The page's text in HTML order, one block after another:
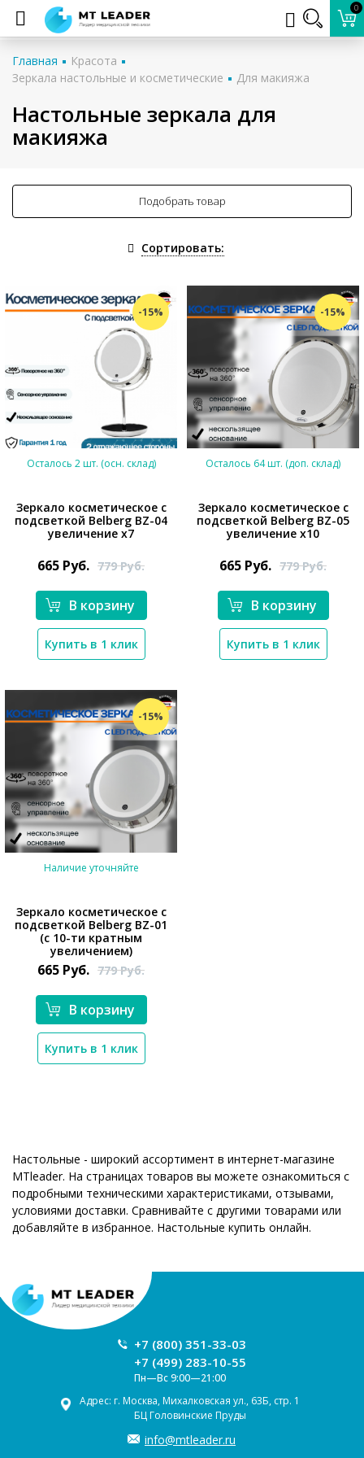
0
Главная
Красота
Зеркала настольные и косметические
Для макияжа
Настольные зеркала для
макияжа
Подобрать товар
Сортировать:
-15%
*}
Осталось 2 шт. (осн. склад)
Зеркало косметическое с
подсветкой Belberg BZ-04
увеличение х7
665 Руб. 779Руб.
В корзину
Купить в 1 клик
-15%
Осталось 64 шт. (доп. склад)
Зеркало косметическое с
подсветкой Belberg BZ-05
увеличение х10
665 Руб. 779Руб.
В корзину
Купить в 1 клик
-15%
Наличие уточняйте
Зеркало косметическое с
подсветкой Belberg BZ-01
(с 10-ти кратным
увеличением)
665 Руб. 779Руб.
В корзину
Купить в 1 клик
Настольные - широкий ассортимент в интернет-магазине
MTleader. На страницах товаров вы можете ознакомиться с
подробными техническими характеристиками, отзывами,
условиями доставки. Сравнивайте с другими товарами или
добавляйте в избранное. Настольные купить онлайн.
+7 (800) 351-33-03
+7 (499) 283-10-55
Пн—Вс 9:00—21:00
Адрес: г. Москва, Михалковская ул., 63Б, стр. 1
БЦ Головинские Пруды
info@mtleader.ru